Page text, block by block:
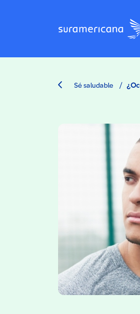
Sé saludable /